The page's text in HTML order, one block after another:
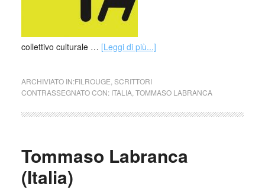
collettivo culturale … [Leggi di più...]
ARCHIVIATO IN:FILROUGE SCRITTORI
CONTRASSEGNATO CON: ITALIA, TOMMASO LABRANCA
Tommaso Labranca
(Italia)